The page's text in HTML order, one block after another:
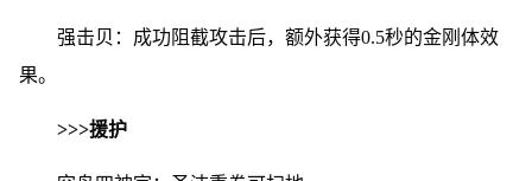
强击贝：成功阻截攻击后，额外获得0.5秒的金刚体效
果。
>>>援护